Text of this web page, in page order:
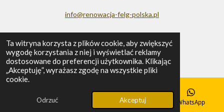
Ta witryna korzysta z plików cookie, aby zwiększyć
wygodę korzystania z niej i wyświetlać reklamy
dostosowane do preferencji użytkownika. Klikając
„Akceptuję”, wyrażasz zgodę na wszystkie pliki
cookie.
Odrzuć Akceptuj
info@renowacja-felg-polska.pl
© 2025 - 2026 Renowacja felg
Obsługiwana przezWebador
E-mail Mapa WhatsApp